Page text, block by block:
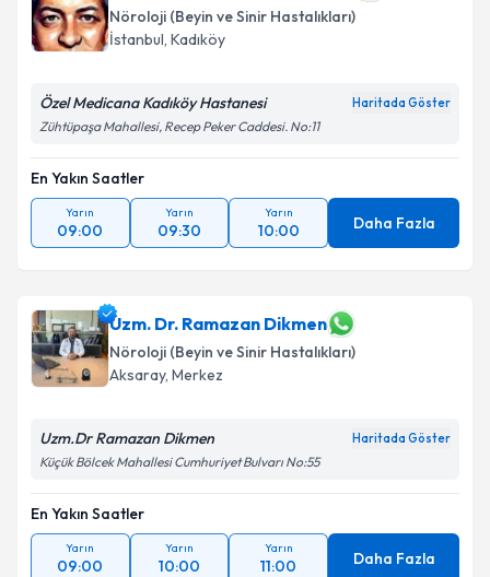
Nöroloji (Beyin ve Sinir Hastalıkları)
İstanbul, Kadıköy
Özel Medicana Kadıköy Hastanesi Haritada Göster
Zühtüpaşa Mahallesi, Recep Peker Caddesi. No:11
En Yakın Saatler
Yarın
09:00
Yarın
09:30
Yarın
10:00 Daha Fazla
Uzm. Dr. Ramazan Dikmen
Nöroloji (Beyin ve Sinir Hastalıkları)
Aksaray, Merkez
Uzm.Dr Ramazan Dikmen Haritada Göster
Küçük Bölcek Mahallesi Cumhuriyet Bulvarı No:55
En Yakın Saatler
Yarın
09:00
Yarın
10:00
Yarın
11:00 Daha Fazla